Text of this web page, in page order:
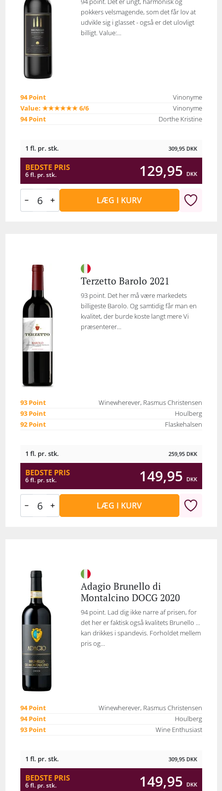
pokkers velsmagende, som det får lov at
udvikle sig i glasset - også er det ulovligt
billigt. Value:...
94 Point
Vinonyme
Value: ★★★★★★ 6/6
Vinonyme
94 Point
Dorthe Kristine
1 fl. pr. stk. 309,95 DKK
BEDSTE PRIS
6 fl. pr. stk. 129,95 DKK
LÆG I KURV
Terzetto Barolo 2021
93 point. Det her må være markedets
billigeste Barolo. Og samtidig får man en
kvalitet, der burde koste langt mere Vi
præsenterer...
93 Point
Winewherever, Rasmus Christensen
93 Point
Houlberg
92 Point
Flaskehalsen
1 fl. pr. stk. 259,95 DKK
BEDSTE PRIS
6 fl. pr. stk. 149,95 DKK
LÆG I KURV
Adagio Brunello di
Montalcino DOCG 2020
94 point. Lad dig ikke narre af prisen, for
det her er faktisk også kvalitets Brunello ...
kan drikkes i spandevis. Forholdet mellem
pris og...
94 Point
Winewherever, Rasmus Christensen
94 Point
Houlberg
93 Point
Wine Enthusiast
1 fl. pr. stk. 309,95 DKK
BEDSTE PRIS
6 fl. pr. stk. 149,95 DKK